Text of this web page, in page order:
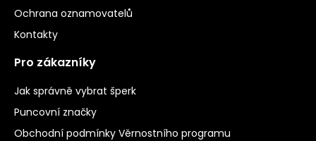
Ochrana oznamovatelů
Kontakty
Pro zákazníky
Jak správně vybrat šperk
Puncovní značky
Obchodní podmínky Věrnostního programu